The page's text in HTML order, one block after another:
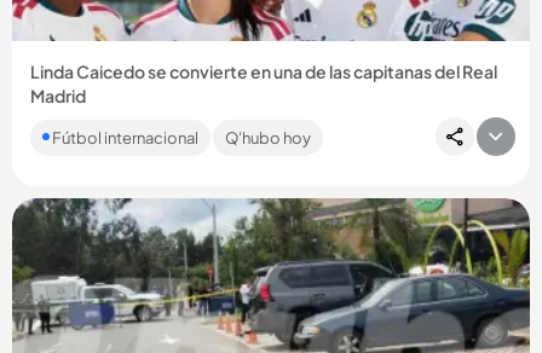
Linda Caicedo se convierte en una de las capitanas del Real
Madrid
La colombiana sigue marcando su nombre en el Real Madrid y
ahora fue elegida como una de las 4 capitanas del equipo
Fútbol internacional Q'hubo hoy
Compartir Noticia